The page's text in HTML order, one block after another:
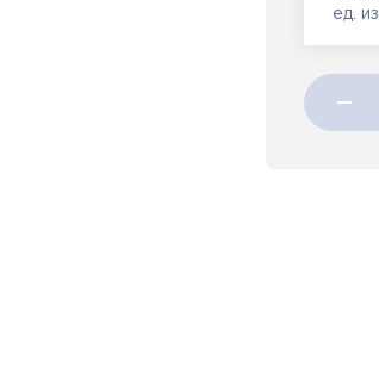
ед.